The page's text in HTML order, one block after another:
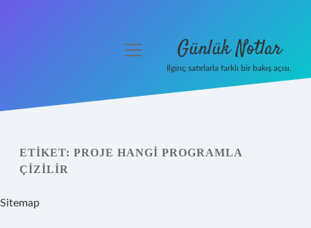
Yasal Uyarı
menüyü
Günlük Notlar
İlginç satırlarla farklı bir bakış açısı.
ETIKET: PROJE HANGI PROGRAMLA
ÇIZILIR
Sitemap